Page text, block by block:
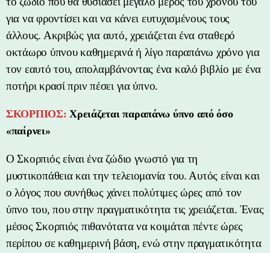
για να φροντίσει και να κάνει ευτυχισμένους τους
άλλους. Ακριβώς για αυτό, χρειάζεται ένα σταθερό
οκτάωρο ύπνου καθημερινά ή λίγο παραπάνω χρόνο για
τον εαυτό του, απολαμβάνοντας ένα καλό βιβλίο με ένα
ποτήρι κρασί πριν πέσει για ύπνο.
ΣΚΟΡΠΙΟΣ: Χρειάζεται παραπάνω ύπνο από όσο
«παίρνει»
Ο Σκορπιός είναι ένα ζώδιο γνωστό για τη
μυστικοπάθεια και την τελειομανία του. Αυτός είναι και
ο λόγος που συνήθως χάνει πολύτιμες ώρες από τον
ύπνο του, που στην πραγματικότητα τις χρειάζεται. Ένας
μέσος Σκορπιός πιθανότατα να κοιμάται πέντε ώρες
περίπου σε καθημερινή βάση, ενώ στην πραγματικότητα